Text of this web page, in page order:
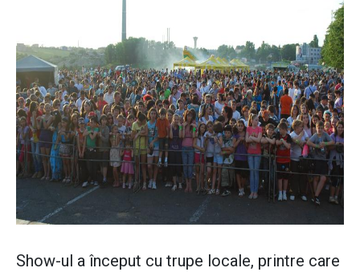
Show-ul a început cu trupe locale, printre care